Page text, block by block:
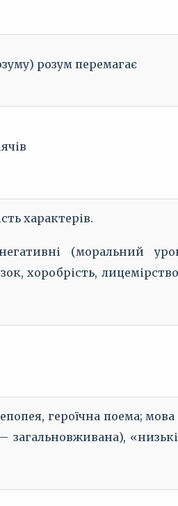
розум перемагає
характерів.
(моральний
хоробрість,
героїчна поема;
загальновживана),